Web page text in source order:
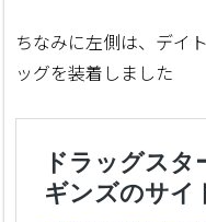
ちなみに左側は、デイ
ッグを装着しました